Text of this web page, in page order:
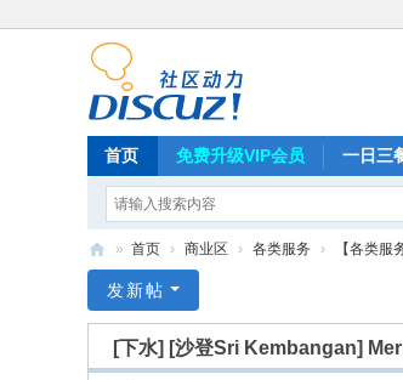
首页 免费升级VIP会员 一日三
蛛
» 首页 › 商业区 › 各类服务 › 【各类服
发新帖
[下水] [沙登Sri Kembangan]